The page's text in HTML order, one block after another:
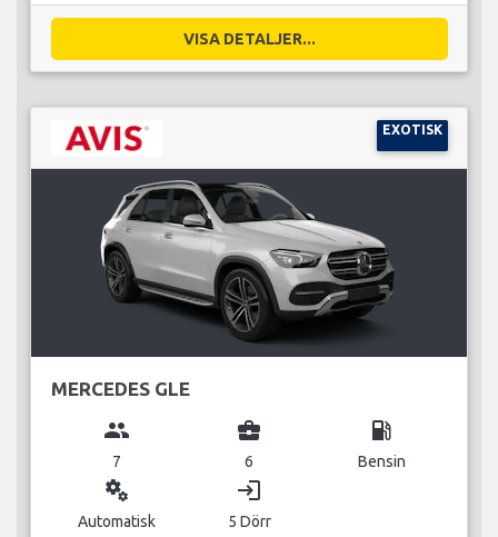
VISA DETALJER...
EXOTISK
MERCEDES GLE
group
7
business_center
6
local_gas_station
Bensin
miscellaneous_services
Automatisk
login
5 Dörr